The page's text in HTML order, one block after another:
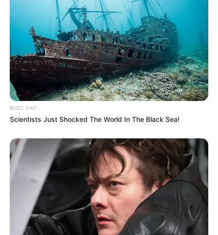
BUZZ DAY
Scientists Just Shocked The World In The Black Sea!